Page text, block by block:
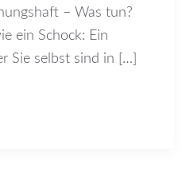
– Was tun?
ein Schock: Ein
Sie selbst sind in […]